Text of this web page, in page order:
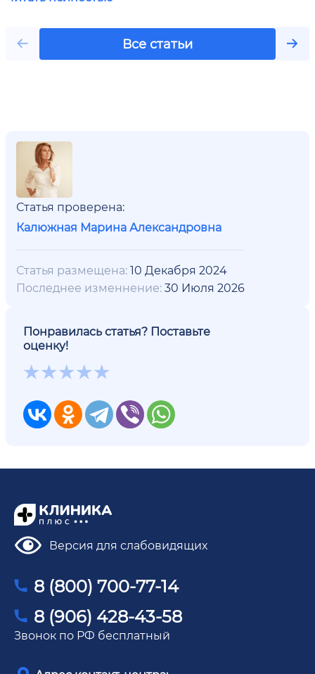
Все статьи
Статья проверена:
Калюжная Марина Александровна
Статья размещена:10 Декабря 2024
Последнее изменнение:30 Июля 2026
Понравилась статья? Поставьте
оценку!
Версия для слабовидящих
8 (800) 700-77-14
8 (906) 428-43-58
Звонок по РФ бесплатный